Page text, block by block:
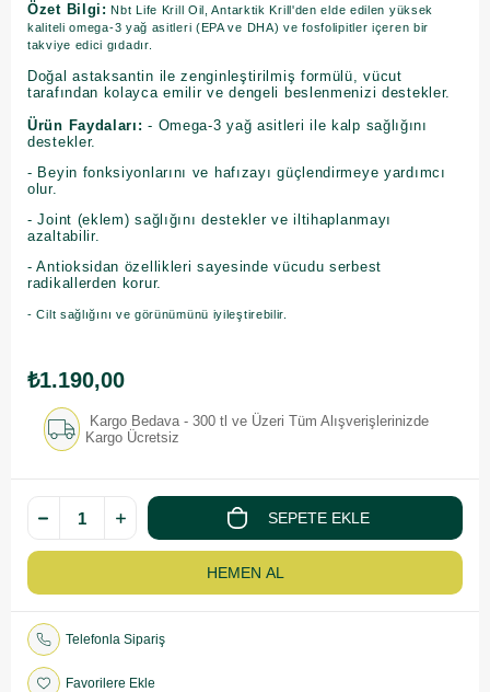
Özet Bilgi: Nbt Life Krill Oil, Antarktik Krill'den elde edilen yüksek
kaliteli omega-3 yağ asitleri (EPA ve DHA) ve fosfolipitler içeren bir
takviye edici gıdadır.
Doğal astaksantin ile zenginleştirilmiş formülü, vücut
tarafından kolayca emilir ve dengeli beslenmenizi destekler.
Ürün Faydaları: - Omega-3 yağ asitleri ile kalp sağlığını
destekler.
- Beyin fonksiyonlarını ve hafızayı güçlendirmeye yardımcı
olur.
- Joint (eklem) sağlığını destekler ve iltihaplanmayı
azaltabilir.
- Antioksidan özellikleri sayesinde vücudu serbest
radikallerden korur.
- Cilt sağlığını ve görünümünü iyileştirebilir.
₺1.190,00
Kargo Bedava - 300 tl ve Üzeri Tüm Alışverişlerinizde
Kargo Ücretsiz
Telefonla Sipariş
Favorilere Ekle